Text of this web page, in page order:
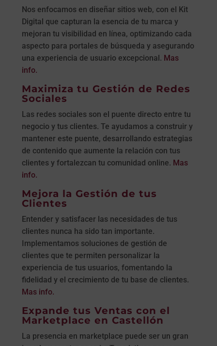
Nos enfocamos en diseñar sitios web, con el Kit
Digital que capturan la esencia de tu marca y
mejoran tu visibilidad en línea, optimizando cada
aspecto para portales de búsqueda y asegurando
una experiencia de usuario excepcional. Mas
info.
Maximiza tu Gestión de Redes
Sociales
Las redes sociales son el puente directo entre tu
negocio y tus clientes. Te ayudamos a construir y
mantener este puente, desarrollando estrategias
de contenido que aumente la relación con tus
clientes y fortalezcan tu comunidad online. Mas
info.
Mejora la Gestión de tus
Clientes
Entender y satisfacer las necesidades de tus
clientes nunca ha sido tan importante.
Implementamos soluciones de gestión de
clientes que te permiten personalizar la
experiencia de tus usuarios, fomentando la
fidelidad y el crecimiento de tu base de clientes.
Mas info.
Expande tus Ventas con el
Marketplace en Castellón
La presencia en marketplace puede ser un gran